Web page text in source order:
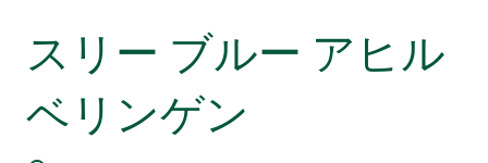
スリー ブルー アヒル
ベリンゲン